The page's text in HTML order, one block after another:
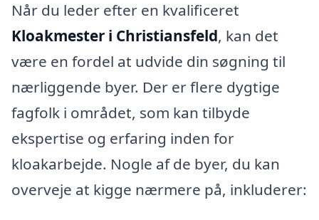
Når du leder efter en kvalificeret
Kloakmester i Christiansfeld, kan det
være en fordel at udvide din søgning til
nærliggende byer. Der er flere dygtige
fagfolk i området, som kan tilbyde
ekspertise og erfaring inden for
kloakarbejde. Nogle af de byer, du kan
overveje at kigge nærmere på, inkluderer: